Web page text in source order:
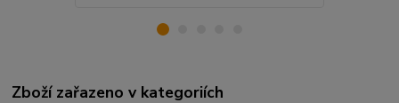
Zboží zařazeno v kategoriích